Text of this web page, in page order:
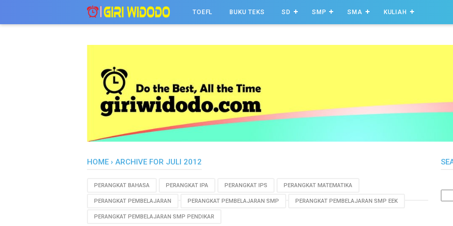
TOEFL BUKU TEKS SD SMP SMA KULIAH
HOME › ARCHIVE FOR JULI 2012
PERANGKAT BAHASA PERANGKAT IPA PERANGKAT IPS PERANGKAT MATEMATIKA
PERANGKAT PEMBELAJARAN PERANGKAT PEMBELAJARAN SMP PERANGKAT PEMBELAJARAN SMP EEK
PERANGKAT PEMBELAJARAN SMP PENDIKAR